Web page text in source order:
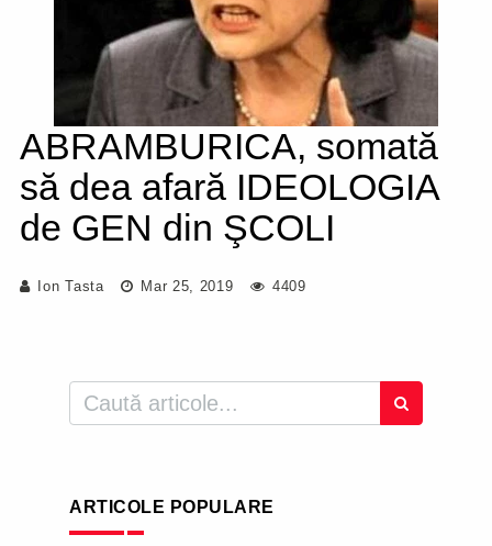
ABRAMBURICA, somată
să dea afară IDEOLOGIA
de GEN din ŞCOLI
Ion Tasta Mar 25, 2019 4409
ARTICOLE POPULARE